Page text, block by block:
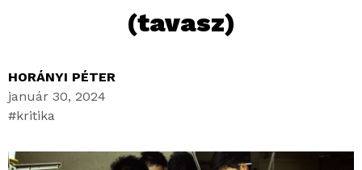
(tavasz)
HORÁNYI PÉTER
január 30, 2024
kritika